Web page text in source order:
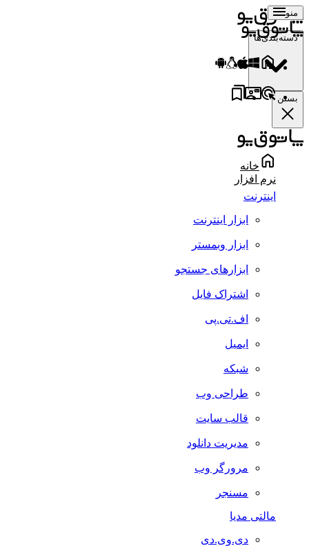
منو
دسته‌بندی‌ها
بستن
خانه
نرم افزار
اینترنت
ابزار اینترنت
ابزار وبمستر
ابزارهای جستجو
اشتراک فایل
اف.تی.پی
ایمیل
شبکه
طراحی وب
قالب سایت
مدیریت دانلود
مرورگر وب
مسنجر
مالتی مدیا
دی.وی.دی